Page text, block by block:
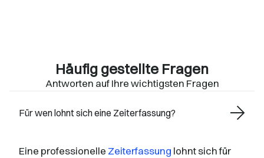
Häufig gestellte Fragen
Antworten auf Ihre wichtigsten Fragen
Für wen lohnt sich eine Zeiterfassung?
Eine professionelle Zeiterfassung lohnt sich für